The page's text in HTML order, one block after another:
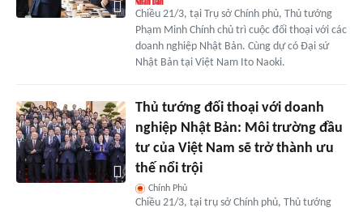
Chiều 21/3, tại Trụ sở Chính phủ, Thủ tướng
Phạm Minh Chính chủ trì cuộc đối thoại với các
doanh nghiệp Nhật Bản. Cùng dự có Đại sứ
Nhật Bản tại Việt Nam Ito Naoki.
Thủ tướng đối thoại với doanh
nghiệp Nhật Bản: Môi trường đầu
tư của Việt Nam sẽ trở thành ưu
thế nổi trội
Chính Phủ
Chiều 21/3, tại trụ sở Chính phủ, Thủ tướng